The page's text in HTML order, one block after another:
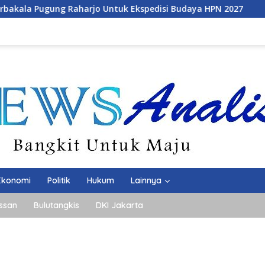
Budaya HPN 2027 Mahasiswa FEB Unila
Politik Hukum Lainnya
Bulutangkis DKI Jakarta